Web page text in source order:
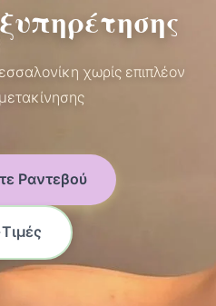
χωρίς επιπλέον
Ραντεβού
Τιμές